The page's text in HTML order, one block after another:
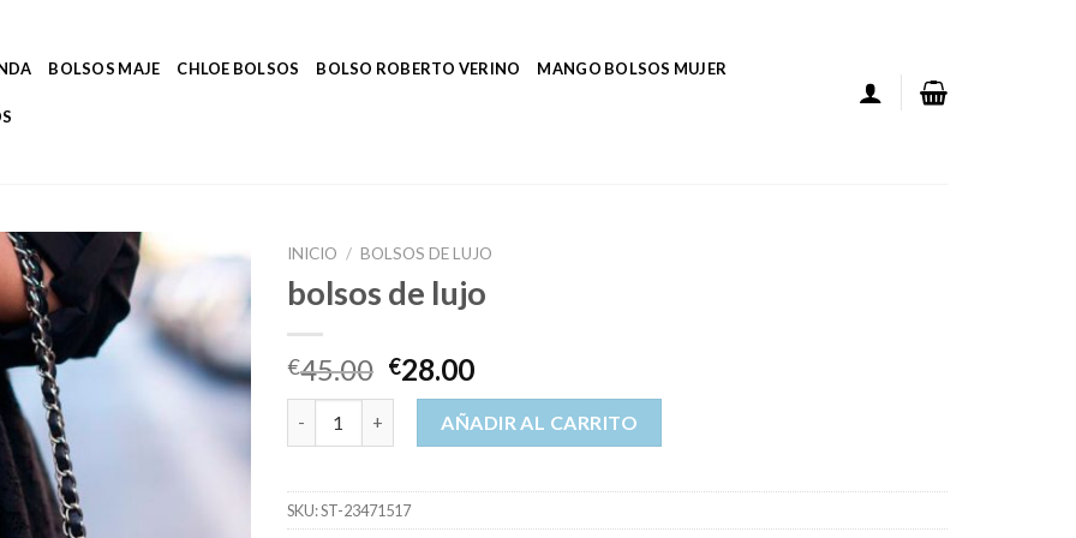
BOLSOS MAJE CHLOE BOLSOS BOLSO ROBERTO VERINO MANGO BOLSOS MUJER
INICIO / BOLSOS DE LUJO
bolsos de lujo
€45.00 €28.00
bolsos de lujo cantidadAÑADIR AL CARRITO
SKU:ST-23471517